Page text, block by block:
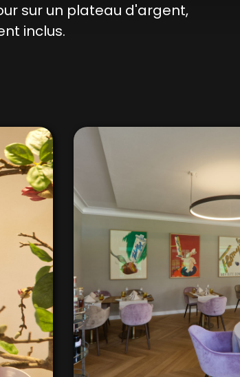
sur un plateau d'argent,
inclus.